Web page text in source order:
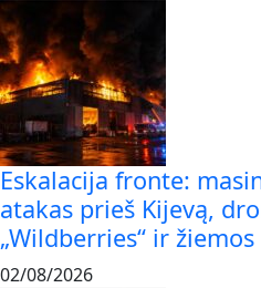
Eskalacija fronte:
atakas prieš Kijevą,
„Wildberries“ ir
02/08/2026